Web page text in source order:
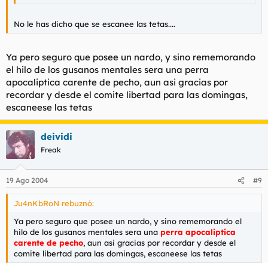
Dormiría poco, soñaría más, entiendo que por cada minuto que
cuando los demás se detienen, despertaría cuando los demás
Si Dios me obsequiara un trozo de vida, vestiría sencillo, me
tiraría de bruces al sol, dejando descubierto, no solamente mi
cuerpo, sino mi alma.
A los hombres les probaría cuán equivocados están al pensar
que dejan de enamorarse cuando envejecen, sin saber que
envejecen cuando dejan de enamorarse!
A un niño le daría alas, pero le dejaría que él solo aprendiese a
volar.
A los viejos les enseñaría que la muerte no llega con la vejez,
sino con el olvido.
No le has dicho que se escanee las tetas....
Ya pero seguro que posee un nardo, y sino rememorando
el hilo de los gusanos mentales sera una perra
apocaliptica carente de pecho, aun asi gracias por
recordar y desde el comite libertad para las domingas,
escaneese las tetas
deividi
Freak
19 Ago 2004 #9
Ju4nKbRoN rebuznó:
Ya pero seguro que posee un nardo, y sino rememorando el
hilo de los gusanos mentales sera una perra apocaliptica
carente de pecho, aun asi gracias por recordar y desde el
comite libertad para las domingas, escaneese las tetas